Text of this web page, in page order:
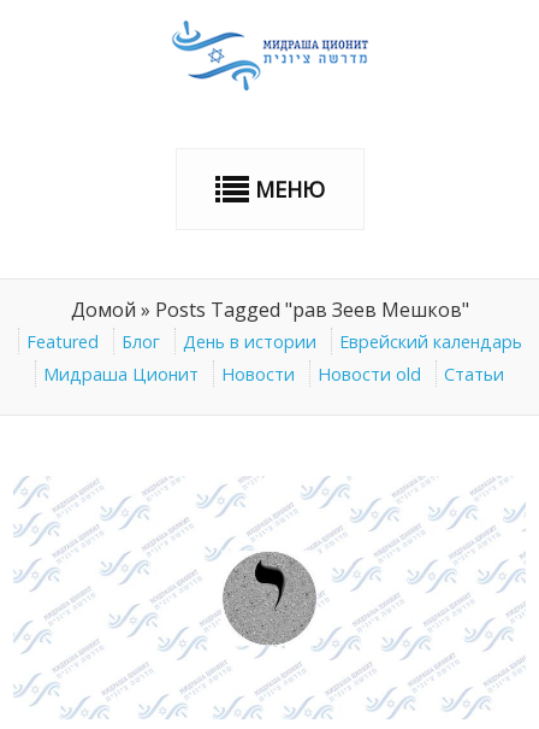
МЕНЮ
Домой » Posts Tagged "рав Зеев Мешков"
Featured Блог День в истории
Еврейский календарь
Мидраша Ционит
Новости Новости old Статьи